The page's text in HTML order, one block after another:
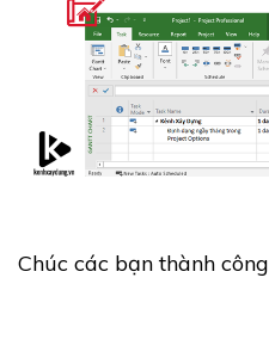
Chúc các bạn thành